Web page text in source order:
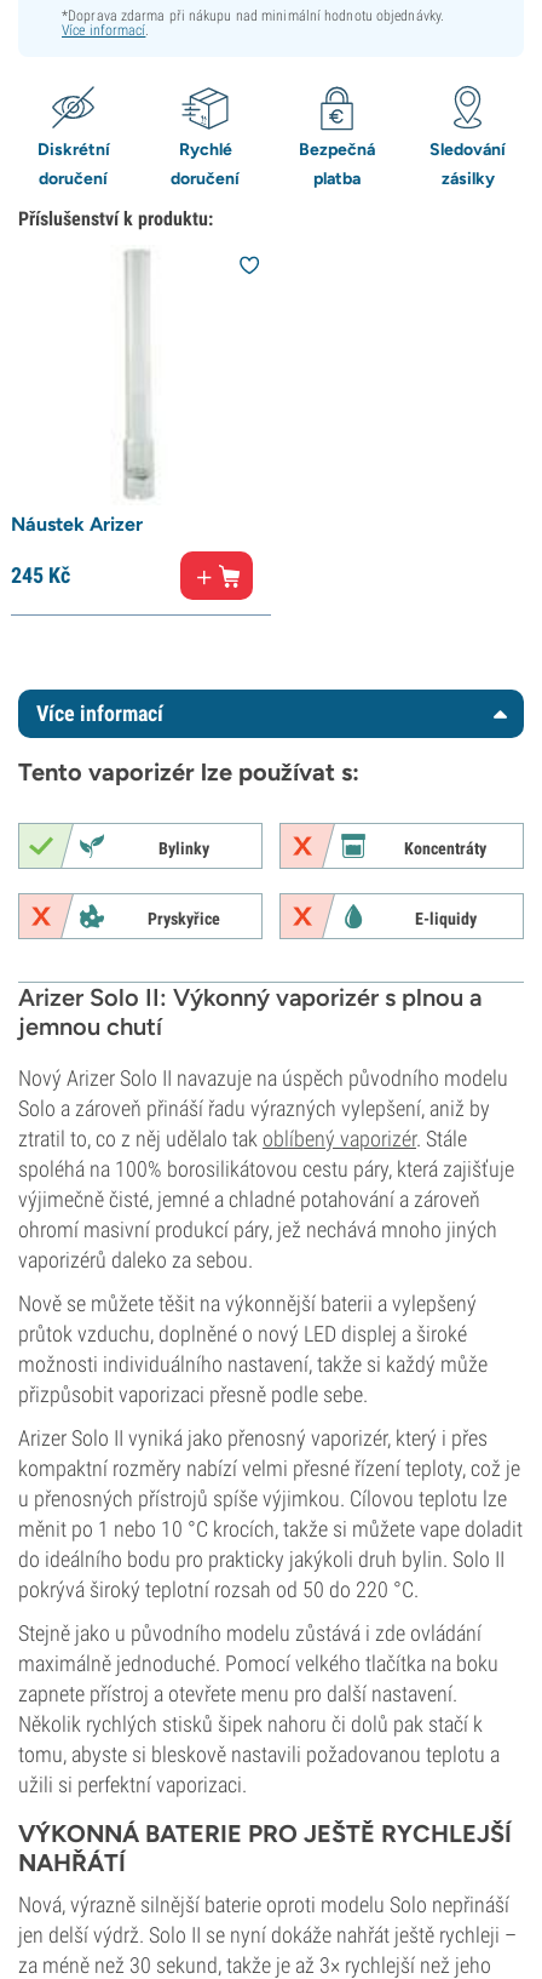
*Doprava zdarma při nákupu nad minimální hodnotu objednávky.
Více informací.
Diskrétní
doručení
Rychlé
doručení
Bezpečná
platba
Sledování
zásilky
Příslušenství k produktu:
Náustek Arizer
245 Kč
Více informací
Tento vaporizér lze používat s:
Bylinky Koncentráty
Pryskyřice E-liquidy
Arizer Solo II: Výkonný vaporizér s plnou a
jemnou chutí
Nový Arizer Solo II navazuje na úspěch původního modelu
Solo a zároveň přináší řadu výrazných vylepšení, aniž by
ztratil to, co z něj udělalo tak oblíbený vaporizér. Stále
spoléhá na 100% borosilikátovou cestu páry, která zajišťuje
výjimečně čisté, jemné a chladné potahování a zároveň
ohromí masivní produkcí páry, jež nechává mnoho jiných
vaporizérů daleko za sebou.
Nově se můžete těšit na výkonnější baterii a vylepšený
průtok vzduchu, doplněné o nový LED displej a široké
možnosti individuálního nastavení, takže si každý může
přizpůsobit vaporizaci přesně podle sebe.
Arizer Solo II vyniká jako přenosný vaporizér, který i přes
kompaktní rozměry nabízí velmi přesné řízení teploty, což je
u přenosných přístrojů spíše výjimkou. Cílovou teplotu lze
měnit po 1 nebo 10 °C krocích, takže si můžete vape doladit
do ideálního bodu pro prakticky jakýkoli druh bylin. Solo II
pokrývá široký teplotní rozsah od 50 do 220 °C.
Stejně jako u původního modelu zůstává i zde ovládání
maximálně jednoduché. Pomocí velkého tlačítka na boku
zapnete přístroj a otevřete menu pro další nastavení.
Několik rychlých stisků šipek nahoru či dolů pak stačí k
tomu, abyste si bleskově nastavili požadovanou teplotu a
užili si perfektní vaporizaci.
VÝKONNÁ BATERIE PRO JEŠTĚ RYCHLEJŠÍ
NAHŘÁTÍ
Nová, výrazně silnější baterie oproti modelu Solo nepřináší
jen delší výdrž. Solo II se nyní dokáže nahřát ještě rychleji –
za méně než 30 sekund, takže je až 3× rychlejší než jeho